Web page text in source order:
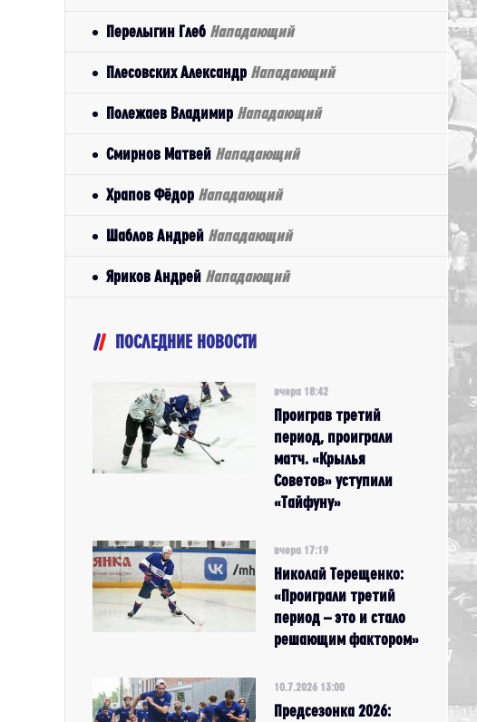
Перелыгин Глеб Нападающий
Плесовских Александр Нападающий
Полежаев Владимир Нападающий
Смирнов Матвей Нападающий
Храпов Фёдор Нападающий
Шаблов Андрей Нападающий
Яриков Андрей Нападающий
ПОСЛЕДНИЕ НОВОСТИ
вчера 18:42
Проиграв третий
период, проиграли
матч. «Крылья
Советов» уступили
«Тайфуну»
вчера 17:19
Николай Терещенко:
«Проиграли третий
период – это и стало
решающим фактором»
10.7.2026 13:00
Предсезонка 2026: